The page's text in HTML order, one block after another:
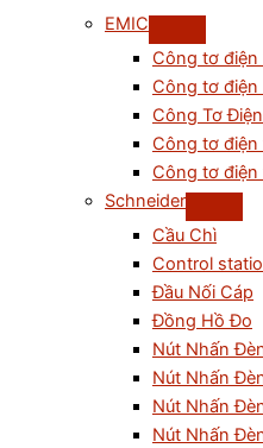
EMIC
Công tơ điện
Công tơ
Công Tơ
Công tơ điện
Công tơ điện
Schneider
Cầu Chì
Control
Đầu Nối Cáp
Đồng Hồ Đo
Nút Nhấn
Nút Nhấn
Nút Nhấn
Nút Nhấn